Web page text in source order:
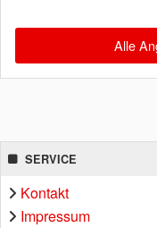
Alle
SERVICE
Kontakt
Impressum